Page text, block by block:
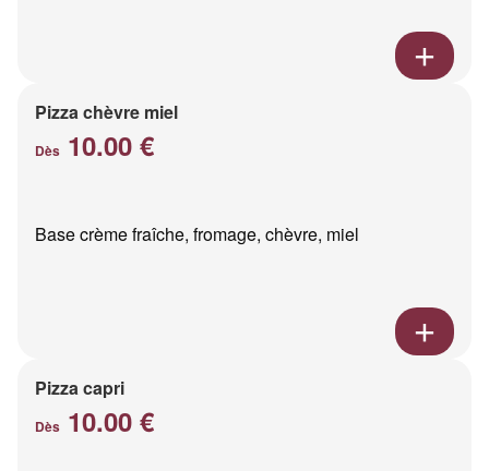
Pizza chèvre miel
Dès 10.00 €
Base crème fraîche, fromage, chèvre, miel
Pizza capri
Dès 10.00 €